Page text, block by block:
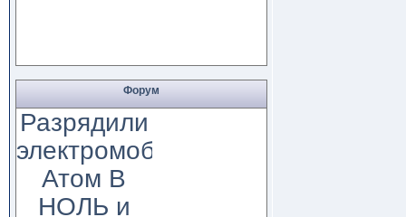
Форум
Разрядили
электромобиль
Атом В
НОЛЬ и